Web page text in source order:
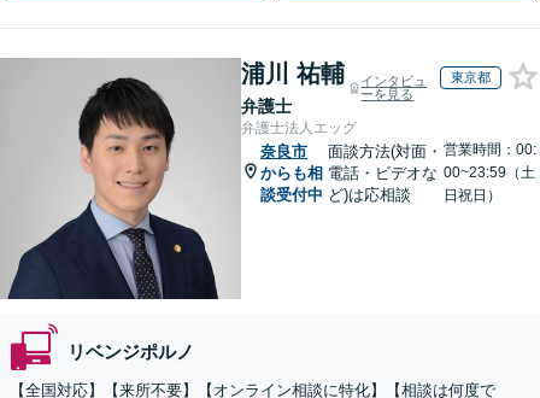
浦川 祐輔
弁護士
インタビュ
ーを見る
東京都
弁護士法人エッグ
奈良市
からも相
談受付中
面談方法(対面・
電話・ビデオな
ど)は応相談
営業時間：00:
00~23:59（土
日祝日）
リベンジポルノ
【全国対応】【来所不要】【オンライン相談に特化】【相談は何度で